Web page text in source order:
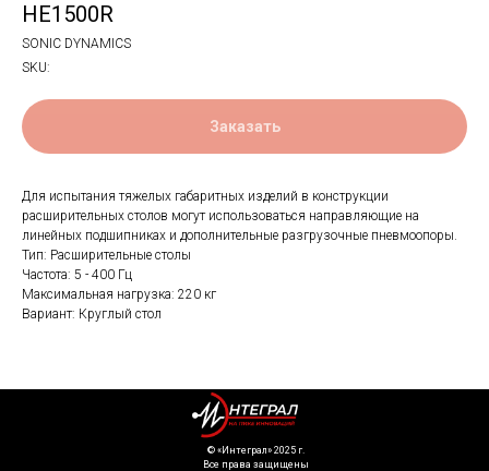
HE1500R
SONIC DYNAMICS
SKU:
Заказать
Для испытания тяжелых габаритных изделий в конструкции
расширительных столов могут использоваться направляющие на
линейных подшипниках и дополнительные разгрузочные пневмоопоры.
Тип: Расширительные столы
Частота: 5 - 400 Гц
Максимальная нагрузка: 220 кг
Вариант: Круглый стол
©️ «Интеграл» 2025 г.
Все права защищены